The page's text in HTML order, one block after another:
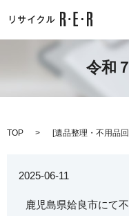
令和
TOP [遺品整理・不用品
2025-06-11
鹿児島県姶良市にて